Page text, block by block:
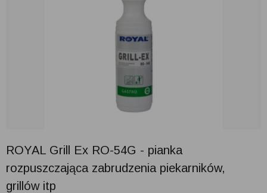
ROYAL Grill Ex RO-54G - pianka
rozpuszczająca zabrudzenia piekarników,
grillów itp